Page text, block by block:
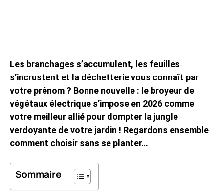
Les branchages s’accumulent, les feuilles
s’incrustent et la déchetterie vous connaît par
votre prénom ? Bonne nouvelle : le broyeur de
végétaux électrique s’impose en 2026 comme
votre meilleur allié pour dompter la jungle
verdoyante de votre jardin ! Regardons ensemble
comment choisir sans se planter…
Sommaire